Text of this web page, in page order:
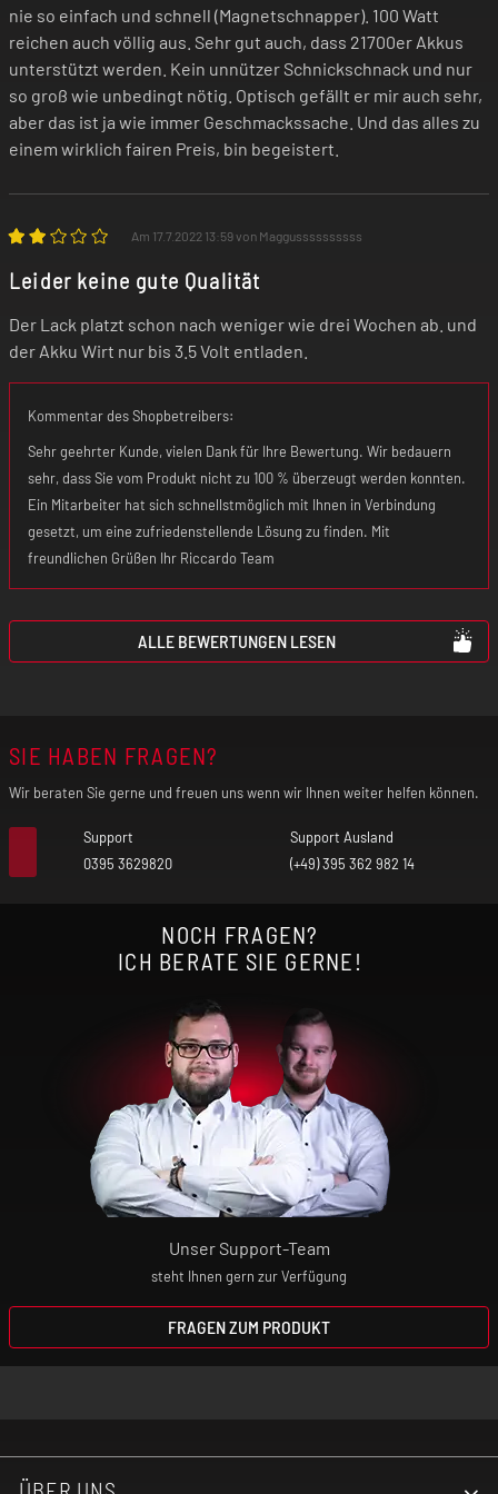
nie so einfach und schnell (Magnetschnapper). 100 Watt
reichen auch völlig aus. Sehr gut auch, dass 21700er Akkus
unterstützt werden. Kein unnützer Schnickschnack und nur
so groß wie unbedingt nötig. Optisch gefällt er mir auch sehr,
aber das ist ja wie immer Geschmackssache. Und das alles zu
einem wirklich fairen Preis, bin begeistert.
Am 17.7.2022 13:59 von Maggussssssssss
Leider keine gute Qualität
Der Lack platzt schon nach weniger wie drei Wochen ab. und
der Akku Wirt nur bis 3.5 Volt entladen.
Kommentar des Shopbetreibers:
Sehr geehrter Kunde, vielen Dank für Ihre Bewertung. Wir bedauern
sehr, dass Sie vom Produkt nicht zu 100 % überzeugt werden konnten.
Ein Mitarbeiter hat sich schnellstmöglich mit Ihnen in Verbindung
gesetzt, um eine zufriedenstellende Lösung zu finden. Mit
freundlichen Grüßen Ihr Riccardo Team
ALLE BEWERTUNGEN LESEN
SIE HABEN FRAGEN?
Wir beraten Sie gerne und freuen uns wenn wir Ihnen weiter helfen können.
Support
0395 3629820
Support Ausland
(+49) 395 362 982 14
NOCH FRAGEN?
ICH BERATE SIE GERNE!
Unser Support-Team
steht Ihnen gern zur Verfügung
FRAGEN ZUM PRODUKT